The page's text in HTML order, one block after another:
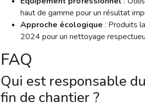
service n'est pas conforme aux
Expérience locale: 97% de
départements 75, 92, et 93.
Équipement professionnel:
haut de gamme pour un résultat
Approche écologique
2024 pour un nettoyage
FAQ